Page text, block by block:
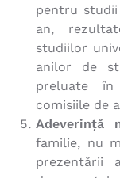
pentru
an,
studiilor
anilor de
preluate
comisiile de
Adeverință
familie, nu
prezentării